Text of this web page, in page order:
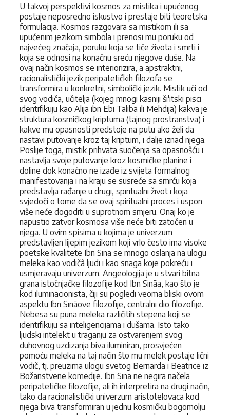
U takvoj perspektivi kosmos za mistika i upućenog
postaje neposredno iskustvo i prestaje biti teoretska
formulacija. Kosmos razgovara sa mistikom ili sa
upućenim jezikom simbola i prenosi mu poruku od
najvećeg značaja, poruku koja se tiče života i smrti i
koja se odnosi na konačnu sreću njegove duše. Na
ovaj način kosmos se interiorizira, a apstraktni,
racionalistički jezik peripatetičkih filozofa se
transformira u konkretni, simbolički jezik. Mistik uči od
svog vodiča, učitelja (kojeg mnogi kasniji ši'itski pisci
identifikuju kao Alija ibn Ebi Taliba ili Mehdija) kakva je
struktura kosmičkog kriptuma (tajnog prostranstva) i
kakve mu opasnosti predstoje na putu ako želi da
nastavi putovanje kroz taj kriptum, i dalje iznad njega.
Poslije toga, mistik prihvata suočenja sa opasnošću i
nastavlja svoje putovanje kroz kosmičke planine i
doline dok konačno ne izađe iz svijeta formalnog
manifestovanja i na kraju se susreće sa smrću koja
predstavlja rađanje u drugi, spiritualni život i koja
svjedoči o tome da se ovaj spiritualni proces i uspon
više neće dogoditi u suprotnom smjeru. Onaj ko je
napustio zatvor kosmosa više neće biti zatočen u
njega. U ovim spisima u kojima je univerzum
predstavljen lijepim jezikom koji vrlo često ima visoke
poetske kvalitete Ibn Sina se mnogo oslanja na ulogu
meleka kao vodičâ ljudi i kao snaga koje pokreću i
usmjeravaju univerzum. Angeologija je u stvari bitna
grana istočnjačke filozofije kod Ibn Sināa, kao što je
kod iluminacionista, čiji su pogledi veoma bliski ovom
aspektu Ibn Sināove filozofije, centralni dio filozofije.
Nebesa su puna meleka različitih stepena koji se
identifikuju sa inteligencijama i dušama. Isto tako
ljudski intelekt u traganju za ostvarenjem svog
duhovnog uzdizanja biva iluminiran, prosvjećen
pomoću meleka na taj način što mu melek postaje lični
vodič, tj. preuzima ulogu svetog Bernarda i Beatrice iz
Božanstvene komedije. Ibn Sina ne negira načela
peripatetičke filozofije, ali ih interpretira na drugi način,
tako da racionalistički univerzum aristotelovaca kod
njega biva transformiran u jednu kosmičku bogomolju